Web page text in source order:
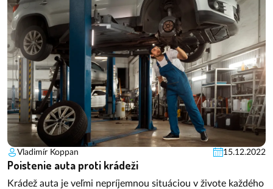
navyše dostanú trpkú príchuť. Poďme týmto momentom
predchádzať.
Vladimír Koppan 15.12.2022
Poistenie auta proti krádeži
Krádež auta je veľmi nepríjemnou situáciou v živote každého